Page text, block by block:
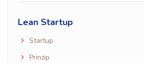
Lean Startup
Startup
Prinzip